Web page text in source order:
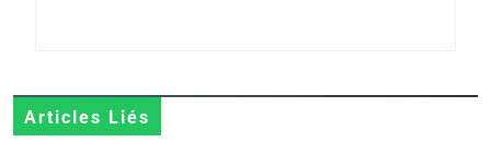
Articles Liés
Zrihen-Dvir
7